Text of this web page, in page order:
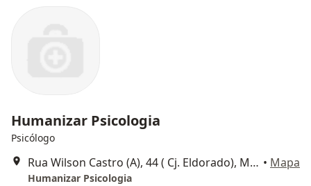
Humanizar Psicologia
Psicólogo
Rua Wilson Castro (A), 44 ( Cj. Eldorado), Manaus • Mapa
Humanizar Psicologia